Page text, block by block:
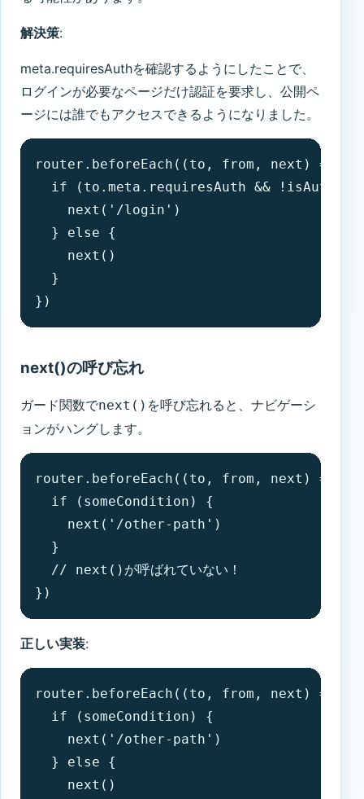
解決策:
meta.requiresAuthを確認するようにしたことで、
ログインが必要なページだけ認証を要求し、公開ペ
ージには誰でもアクセスできるようになりました。
router.beforeEach((to, from, next) => {
if (to.meta.requiresAuth &&
    next('/login')
  } else {
    next()
  }
})
next()の呼び忘れ
ガード関数でnext() を呼び忘れると、ナビゲーシ
ョンがハングします。
router.beforeEach((to, from, next) => {
  if (someCondition) {
    next('/other-path')
  }
  // next()が呼ばれていない！
})
正しい実装:
router.beforeEach((to, from, next) => {
  if (someCondition) {
    next('/other-path')
  } else {
    next()